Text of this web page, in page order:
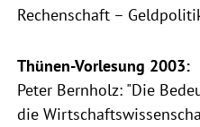
Rechenschaft –
Thünen-Vorlesung 2003:
Peter Bernholz: "Die
die